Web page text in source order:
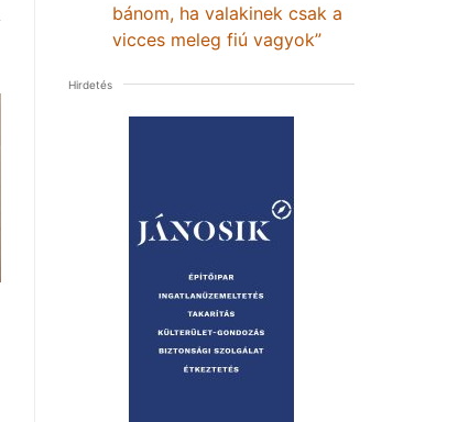
bánom, ha valakinek csak a
vicces meleg fiú vagyok”
Hirdetés